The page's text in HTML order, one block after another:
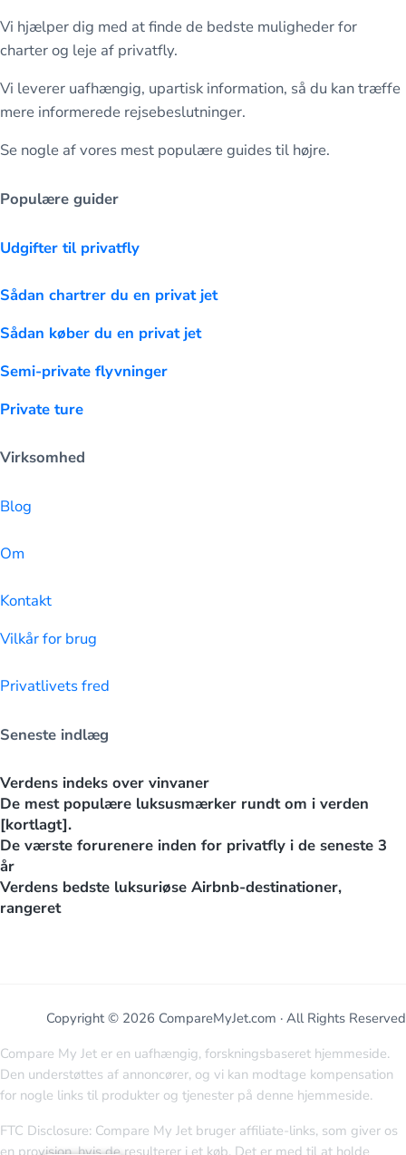
Vi hjælper dig med at finde de bedste muligheder for
charter og leje af privatfly.
Vi leverer uafhængig, upartisk information, så du kan træffe
mere informerede rejsebeslutninger.
Se nogle af vores mest populære guides til højre.
Populære guider
Udgifter til privatfly
Sådan chartrer du en privat jet
Sådan køber du en privat jet
Semi-private flyvninger
Private ture
Virksomhed
Blog
Om
Kontakt
Vilkår for brug
Privatlivets fred
Seneste indlæg
Verdens indeks over vinvaner
De mest populære luksusmærker rundt om i verden
[kortlagt].
De værste forurenere inden for privatfly i de seneste 3
år
Verdens bedste luksuriøse Airbnb-destinationer,
rangeret
Copyright © 2026 CompareMyJet.com · All Rights Reserved
Compare My Jet er en uafhængig, forskningsbaseret hjemmeside.
Den understøttes af annoncører, og vi kan modtage kompensation
for nogle links til produkter og tjenester på denne hjemmeside.
FTC Disclosure: Compare My Jet bruger affiliate-links, som giver os
en provision, hvis de resulterer i et køb. Det er med til at holde